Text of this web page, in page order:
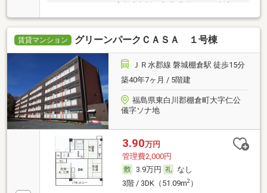
ルームシェア可・高齢者相談・初期費用カード決済可
賃貸マンション グリーンパークＣＡＳＡ １号棟
ＪＲ水郡線 磐城棚倉駅 徒歩15分
築40年7ヶ月 / 5階建
福島県東白川郡棚倉町大字仁公
儀字ソナ地
3.90万円
管理費2,000円
3.9万円
なし
3階 / 3DK（51.09m2）